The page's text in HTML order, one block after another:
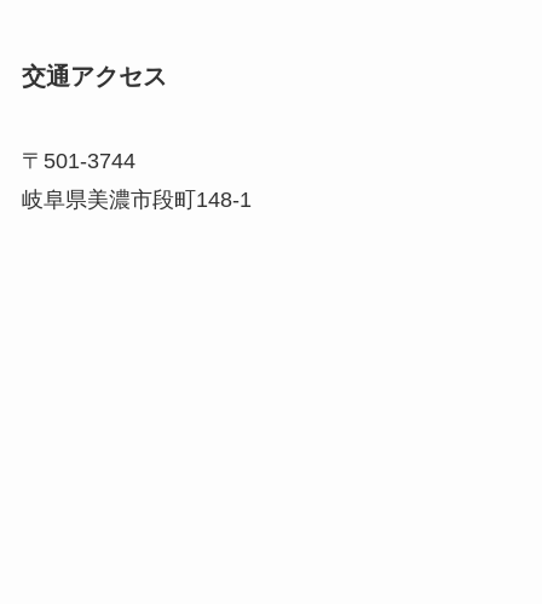
交通アクセス
〒501-3744
岐阜県美濃市段町148-1